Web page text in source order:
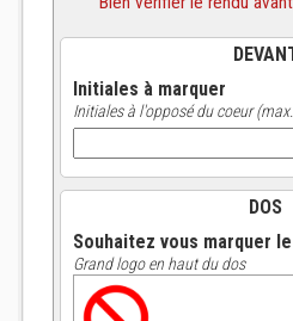
Initiales à marquer
Initiales à l'opposé du coeur
DOS
Souhaitez vous marquer
Grand logo en haut du dos